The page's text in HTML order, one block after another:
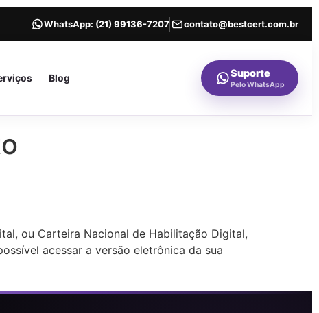
WhatsApp: (21) 99136-7207 contato@bestcert.com.br
Blog Suporte
Pelo WhatsApp
ou Carteira Nacional de Habilitação Digital,
acessar a versão eletrônica da sua